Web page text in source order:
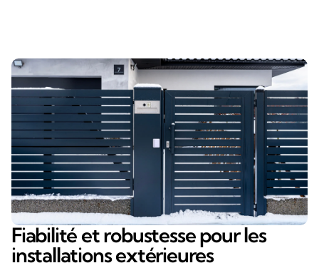
Fiabilité et robustesse pour les
installations extérieures